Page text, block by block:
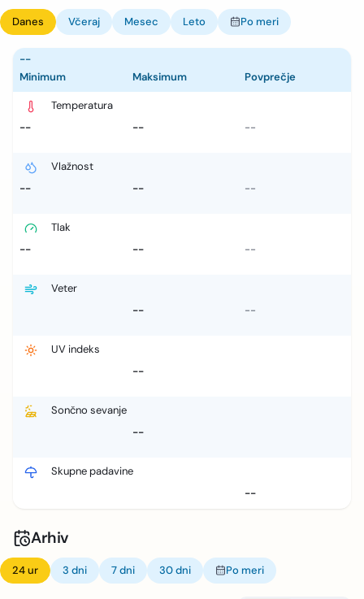
Danes Včeraj Mesec Leto Po meri
--
Minimum
Maksimum Povprečje
Temperatura
--
-- --
Vlažnost
--
-- --
Tlak
--
-- --
Veter
--
--
UV indeks
--
Sončno sevanje
--
Skupne padavine
--
Arhiv
24 ur 3 dni 7 dni 30 dni Po meri